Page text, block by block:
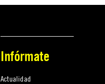
Infórmate
Actualidad